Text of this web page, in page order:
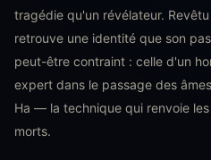
tragédie qu'un révélateur.
retrouve une identité que son
peut-être contraint : celle d'un
expert dans le passage des
Ha — la technique qui renvoie
morts.